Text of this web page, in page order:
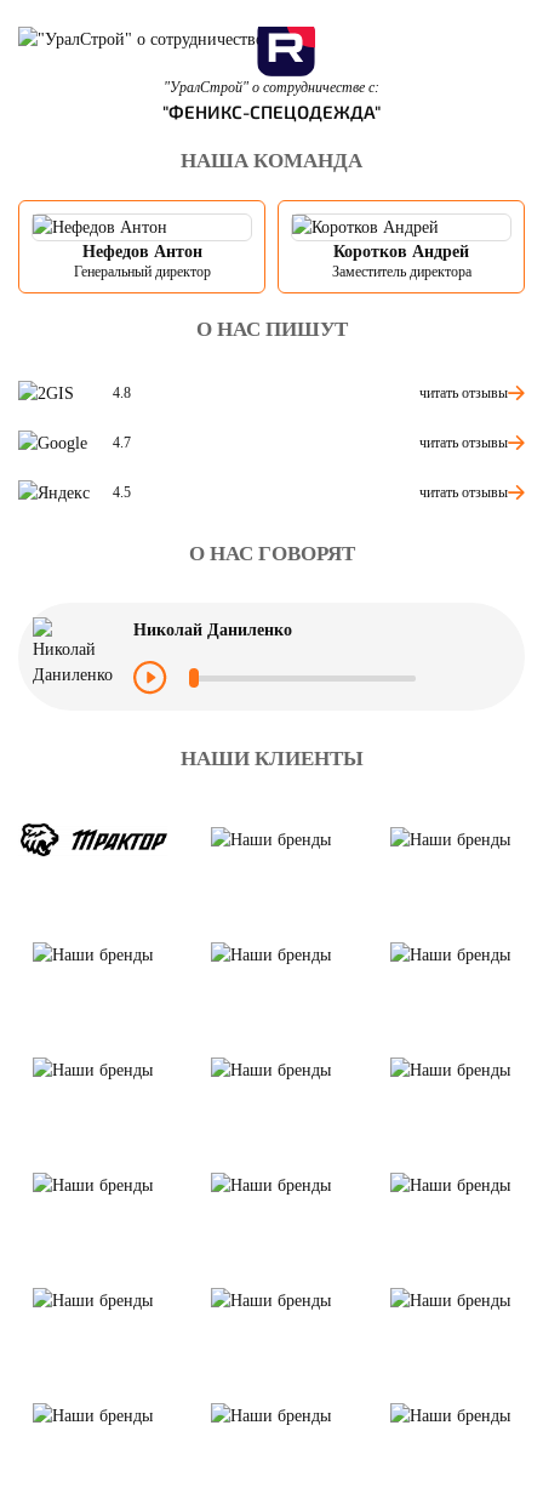
"УралСтрой" о сотрудничестве с:
"ФЕНИКС-СПЕЦОДЕЖДА"
НАША КОМАНДА
Нефедов Антон
Генеральный директор
Коротков Андрей
Заместитель директора
О НАС ПИШУТ
4.8 читать отзывы
4.7 читать отзывы
4.5 читать отзывы
О НАС ГОВОРЯТ
Николай Даниленко
НАШИ КЛИЕНТЫ